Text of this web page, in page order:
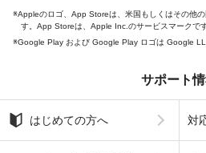
Appleのロゴ、App Storeは、米国もしくはその他
す。App Storeは、Apple Inc.のサービスマークです
Google Play および Google Play ロゴは Google
サポート
はじめての方へ 対